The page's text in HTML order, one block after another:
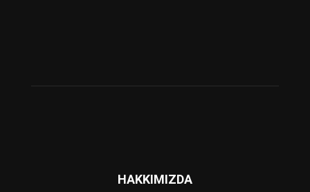
HAKKIMIZDA